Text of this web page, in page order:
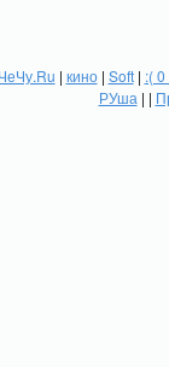
ЧеЧу.Ru | кино| Soft| :(
РУша | |